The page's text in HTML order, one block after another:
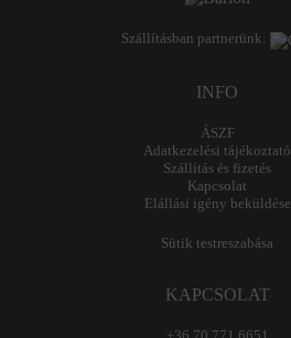
Szállításban partnerünk:
INFO
ÁSZF
Adatkezelési tájékoztató
Szállítás és fizetés
Kapcsolat
Elállási igény beküldése
Sütik testreszabása
KAPCSOLAT
+36 70 771 6651